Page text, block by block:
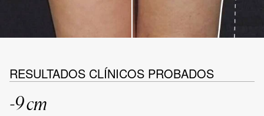
RESULTADOS CLÍNICOS PROBADOS
-9 cm